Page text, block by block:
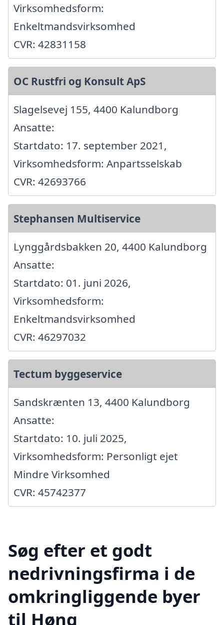
Virksomhedsform:
Enkeltmandsvirksomhed
CVR: 42831158
OC Rustfri og Konsult ApS
Slagelsevej 155, 4400 Kalundborg
Ansatte:
Startdato: 17. september 2021,
Virksomhedsform: Anpartsselskab
CVR: 42693766
Stephansen Multiservice
Lynggårdsbakken 20, 4400 Kalundborg
Ansatte:
Startdato: 01. juni 2026,
Virksomhedsform:
Enkeltmandsvirksomhed
CVR: 46297032
Tectum byggeservice
Sandskrænten 13, 4400 Kalundborg
Ansatte:
Startdato: 10. juli 2025,
Virksomhedsform: Personligt ejet
Mindre Virksomhed
CVR: 45742377
Søg efter et godt
nedrivningsfirma i de
omkringliggende byer
til Høng